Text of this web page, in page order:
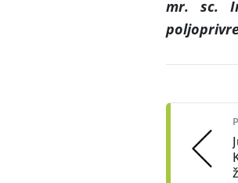
mr. sc.